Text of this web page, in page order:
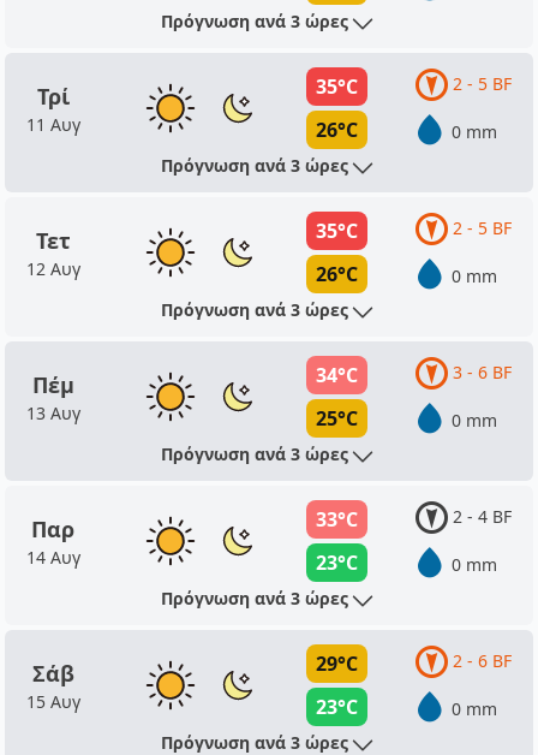
Πρόγνωση ανά 3 ώρες
Τρί
11 Αυγ
35°C
26°C
2 - 5 BF
0 mm
Πρόγνωση ανά 3 ώρες
Τετ
12 Αυγ
35°C
26°C
2 - 5 BF
0 mm
Πρόγνωση ανά 3 ώρες
Πέμ
13 Αυγ
34°C
25°C
3 - 6 BF
0 mm
Πρόγνωση ανά 3 ώρες
Παρ
14 Αυγ
33°C
23°C
2 - 4 BF
0 mm
Πρόγνωση ανά 3 ώρες
Σάβ
15 Αυγ
29°C
23°C
2 - 6 BF
0 mm
Πρόγνωση ανά 3 ώρες